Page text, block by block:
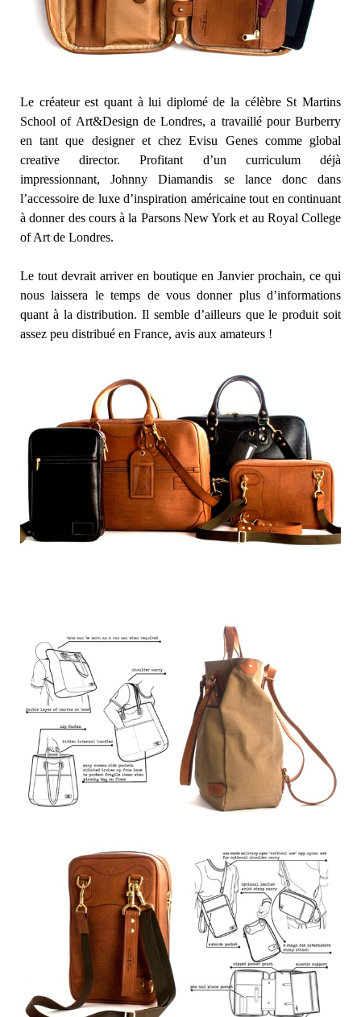
Le créateur est quant à lui diplomé de la célèbre St Martins
School of Art&Design de Londres, a travaillé pour Burberry
en tant que designer et chez Evisu Genes comme global
creative director. Profitant d’un curriculum déjà
impressionnant, Johnny Diamandis se lance donc dans
l’accessoire de luxe d’inspiration américaine tout en continuant
à donner des cours à la Parsons New York et au Royal College
of Art de Londres.
Le tout devrait arriver en boutique en Janvier prochain, ce qui
nous laissera le temps de vous donner plus d’informations
quant à la distribution. Il semble d’ailleurs que le produit soit
assez peu distribué en France, avis aux amateurs !